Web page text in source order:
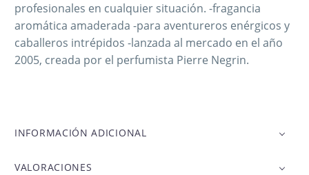
profesionales en cualquier situación. -fragancia
aromática amaderada -para aventureros enérgicos y
caballeros intrépidos -lanzada al mercado en el año
2005, creada por el perfumista Pierre Negrin.
INFORMACIÓN ADICIONAL
VALORACIONES